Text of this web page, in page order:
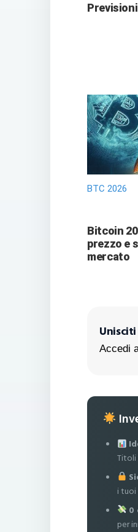
Previsioni
BTC 2026
Bitcoin
prezzo e
mercato
Accedi
i tuoi
0
per